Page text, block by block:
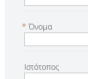
Όνομα
*
Ιστότοπος